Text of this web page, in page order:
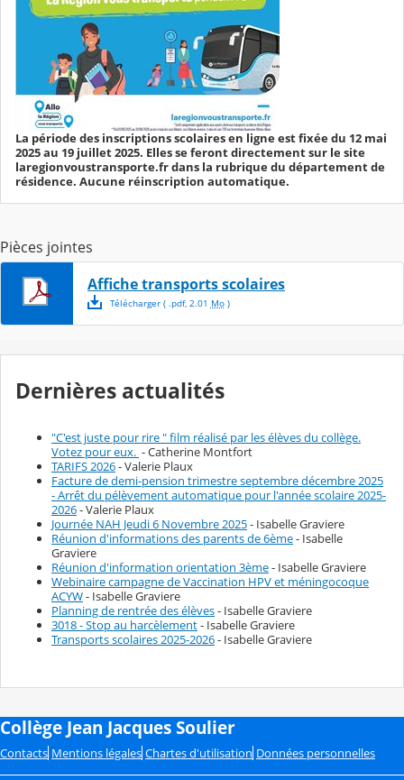
La période des inscriptions scolaires en ligne est fixée du 12 mai
2025 au 19 juillet 2025. Elles se feront directement sur le site
laregionvoustransporte.fr dans la rubrique du département de
résidence. Aucune réinscription automatique.
Pièces jointes
Affiche transports scolaires
Télécharger( .pdf, 2.01 Mo)
Dernières actualités
"C'est juste pour rire " film réalisé par les élèves du collège.
Votez pour eux. - Catherine Montfort
TARIFS 2026- Valerie Plaux
Facture de demi-pension trimestre septembre décembre 2025
- Arrêt du pélèvement automatique pour l'année scolaire 2025-
2026- Valerie Plaux
Journée NAH Jeudi 6 Novembre 2025- Isabelle Graviere
Réunion d'informations des parents de 6ème- Isabelle
Graviere
Réunion d'information orientation 3ème- Isabelle Graviere
Webinaire campagne de Vaccination HPV et méningocoque
ACYW- Isabelle Graviere
Planning de rentrée des élèves- Isabelle Graviere
3018 - Stop au harcèlement- Isabelle Graviere
Transports scolaires 2025-2026- Isabelle Graviere
Collège Jean Jacques Soulier
Contacts Mentions légales Chartes d'utilisation Données personnelles